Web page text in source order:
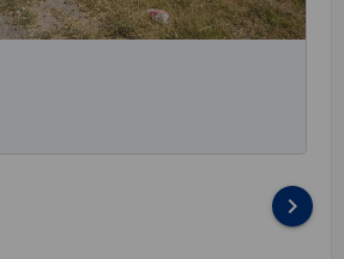
keyboard_arrow_right